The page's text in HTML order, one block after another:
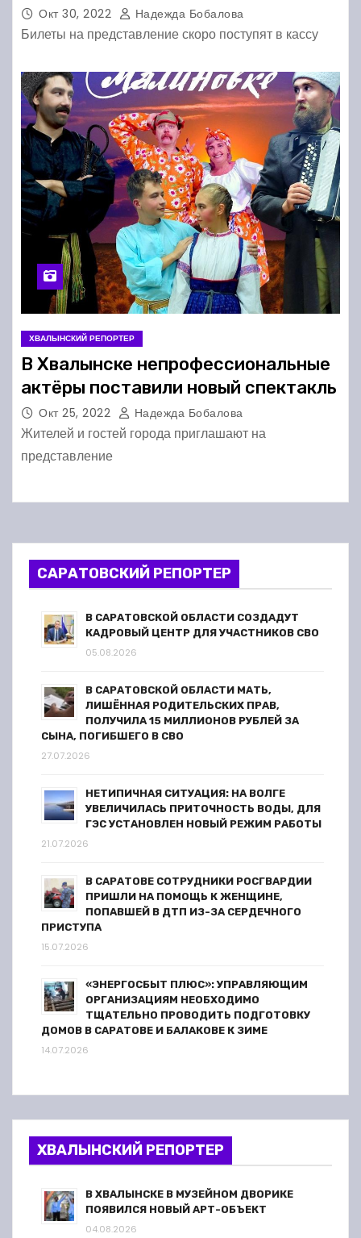
Окт 30, 2022 Надежда Бобалова
Билеты на представление скоро поступят в кассу
ХВАЛЫНСКИЙ РЕПОРТЕР
В Хвалынске непрофессиональные
актёры поставили новый спектакль
Окт 25, 2022 Надежда Бобалова
Жителей и гостей города приглашают на
представление
САРАТОВСКИЙ РЕПОРТЕР
В САРАТОВСКОЙ ОБЛАСТИ СОЗДАДУТ
КАДРОВЫЙ ЦЕНТР ДЛЯ УЧАСТНИКОВ СВО
05.08.2026
В САРАТОВСКОЙ ОБЛАСТИ МАТЬ,
ЛИШЁННАЯ РОДИТЕЛЬСКИХ ПРАВ,
ПОЛУЧИЛА 15 МИЛЛИОНОВ РУБЛЕЙ ЗА
СЫНА, ПОГИБШЕГО В СВО
27.07.2026
НЕТИПИЧНАЯ СИТУАЦИЯ: НА ВОЛГЕ
УВЕЛИЧИЛАСЬ ПРИТОЧНОСТЬ ВОДЫ, ДЛЯ
ГЭС УСТАНОВЛЕН НОВЫЙ РЕЖИМ РАБОТЫ
21.07.2026
В САРАТОВЕ СОТРУДНИКИ РОСГВАРДИИ
ПРИШЛИ НА ПОМОЩЬ К ЖЕНЩИНЕ,
ПОПАВШЕЙ В ДТП ИЗ-ЗА СЕРДЕЧНОГО
ПРИСТУПА
15.07.2026
«ЭНЕРГОСБЫТ ПЛЮС»: УПРАВЛЯЮЩИМ
ОРГАНИЗАЦИЯМ НЕОБХОДИМО
ТЩАТЕЛЬНО ПРОВОДИТЬ ПОДГОТОВКУ
ДОМОВ В САРАТОВЕ И БАЛАКОВЕ К ЗИМЕ
14.07.2026
ХВАЛЫНСКИЙ РЕПОРТЕР
В ХВАЛЫНСКЕ В МУЗЕЙНОМ ДВОРИКЕ
ПОЯВИЛСЯ НОВЫЙ АРТ-ОБЪЕКТ
04.08.2026